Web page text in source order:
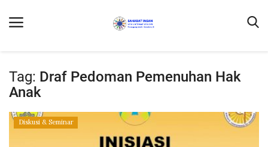
Home
Tag: Draf Pedoman Pemenuhan Hak
Anak
Diskusi & Seminar